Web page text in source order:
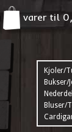
varer til
Kjoler/
Bukser/
Bluser/